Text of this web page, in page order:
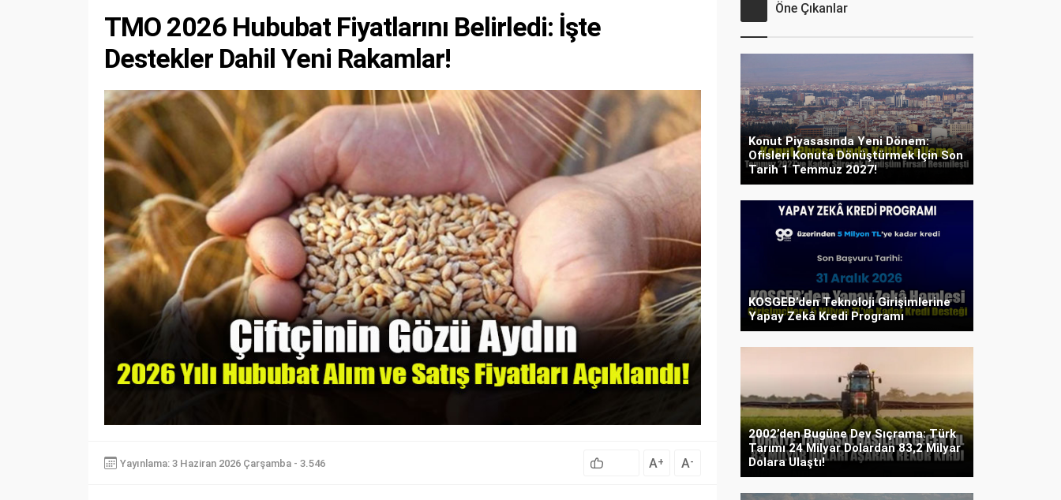
TMO 2026 Hububat Fiyatlarını Belirledi: İşte
Destekler Dahil Yeni Rakamlar!
Yayınlama: 3 Haziran 2026 Çarşamba - 3.546 A+ A-
Öne Çıkanlar
Konut Piyasasında Yeni Dönem:
Ofisleri Konuta Dönüştürmek İçin Son
Tarih 1 Temmuz 2027!
KOSGEB’den Teknoloji Girişimlerine
Yapay Zekâ Kredi Programı
2002’den Bugüne Dev Sıçrama: Türk
Tarımı 24 Milyar Dolardan 83,2 Milyar
Dolara Ulaştı!